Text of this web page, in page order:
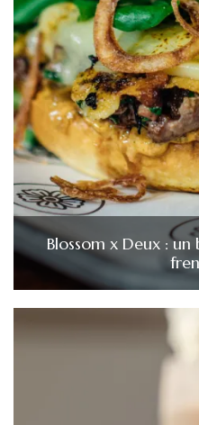
Blossom x Deux :